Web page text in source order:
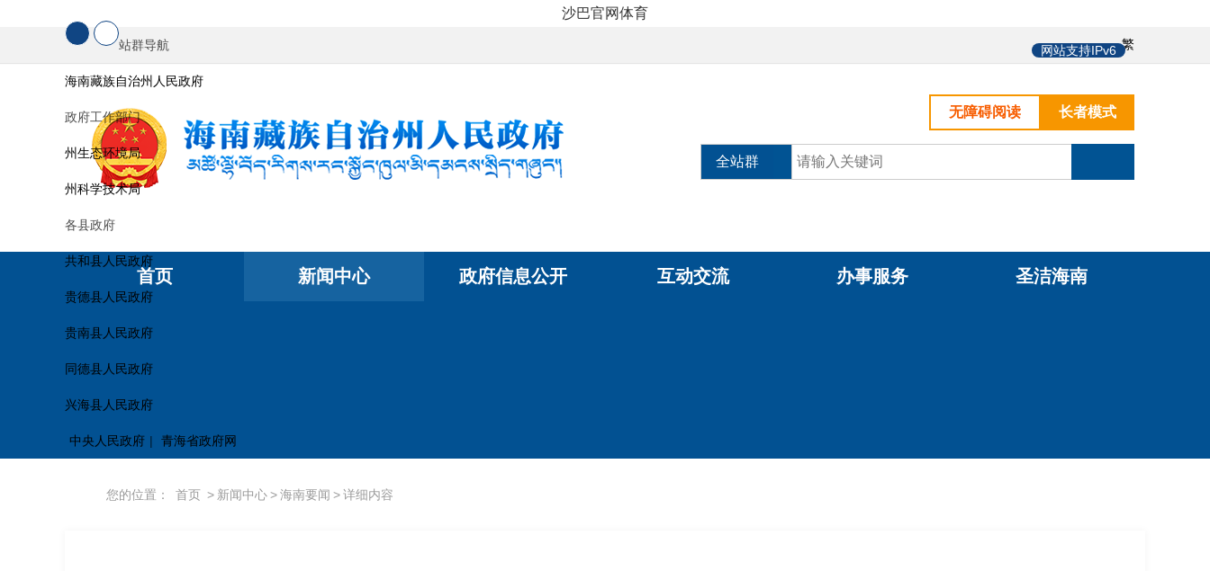
沙巴官网体育
中
繁
网站支持IPv6
站群导航
海南藏族自治州人民政府
政府工作部门
州生态环境局
州科学技术局
各县政府
共和县人民政府
贵德县人民政府
贵南县人民政府
同德县人民政府
兴海县人民政府
中央人民政府 | 青海省政府网
长者模式
无障碍阅读
全站群
首页 新闻中心 政府信息公开 互动交流 办事服务 圣洁海南
您的位置： 首页 > 新闻中心>海南要闻 >详细内容